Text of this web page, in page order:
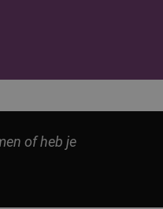
of heb je